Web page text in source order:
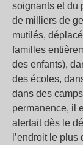
soignants et du
de milliers de
mutilés,
familles
des enfants),
des écoles,
dans des
permanence, il
alertait dès le
l’endroit le